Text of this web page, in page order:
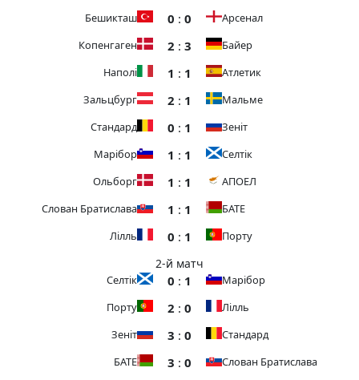
Бешикташ
0 : 0
Арсенал
Копенгаген
2 : 3
Байер
Наполі
1 : 1
Атлетик
Зальцбург
2 : 1
Мальме
Стандард
0 : 1
Зеніт
Марібор
1 : 1
Селтік
Ольборг
1 : 1
АПОЕЛ
Слован Братислава
1 : 1
БАТЕ
Лілль
0 : 1 Порту
2-й матч
Селтік 0 : 1
Марібор
Порту
2 : 0
Лілль
Зеніт
3 : 0
Стандард
БАТЕ
3 : 0
Слован Братислава